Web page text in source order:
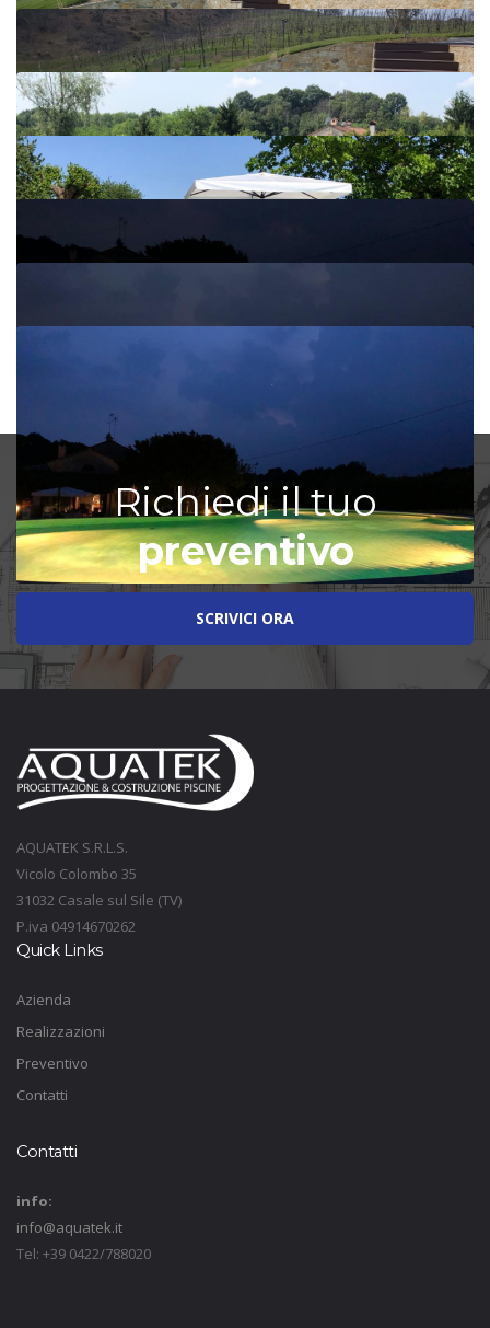
Richiedi il tuo
preventivo
SCRIVICI ORA
AQUATEK S.R.L.S.
Vicolo Colombo 35
31032 Casale sul Sile (TV)
P.iva 04914670262
Quick Links
Azienda
Realizzazioni
Preventivo
Contatti
Contatti
info:
info@aquatek.it
Tel: +39 0422/788020